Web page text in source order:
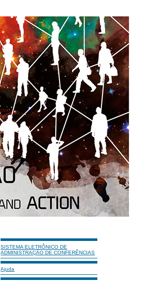
SISTEMA ELETRÔNICO DE
ADMINISTRAÇÃO DE CONFERÊNCIAS
Ajuda